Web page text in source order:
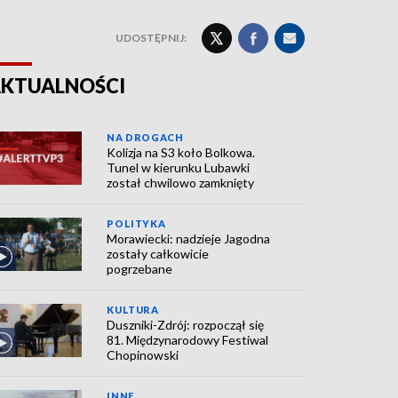
UDOSTĘPNIJ:
NA DROGACH
Kolizja na S3 koło Bolkowa.
Tunel w kierunku Lubawki
został chwilowo zamknięty
POLITYKA
Morawiecki: nadzieje Jagodna
zostały całkowicie
pogrzebane
KULTURA
Duszniki-Zdrój: rozpoczął się
81. Międzynarodowy Festiwal
Chopinowski